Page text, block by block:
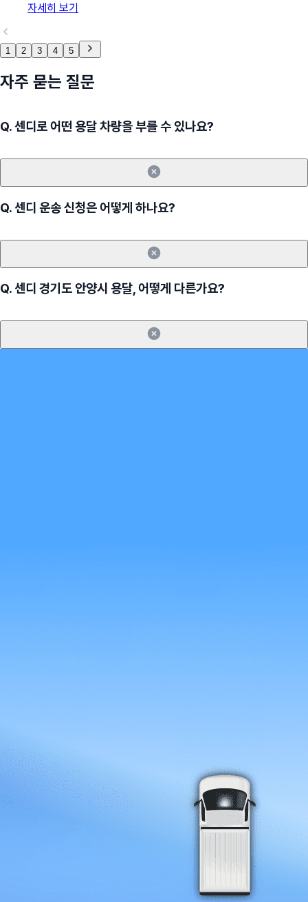
자세히 보기
1 2 3 4 5
자주 묻는 질문
Q.센디로 어떤 용달 차량을 부를 수 있나요?
Q.센디 운송 신청은 어떻게 하나요?
Q.센디 경기도 안양시 용달, 어떻게 다른가요?